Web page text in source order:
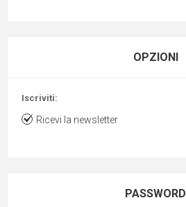
OPZIONI
Iscriviti:
Ricevi la newsletter
PASSWORD